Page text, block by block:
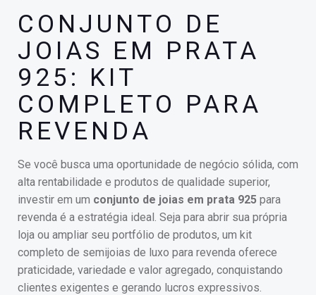
CONJUNTO DE
JOIAS EM PRATA
925: KIT
COMPLETO PARA
REVENDA
Se você busca uma oportunidade de negócio sólida, com
alta rentabilidade e produtos de qualidade superior,
investir em um conjunto de joias em prata 925 para
revenda é a estratégia ideal. Seja para abrir sua própria
loja ou ampliar seu portfólio de produtos, um kit
completo de semijoias de luxo para revenda oferece
praticidade, variedade e valor agregado, conquistando
clientes exigentes e gerando lucros expressivos.